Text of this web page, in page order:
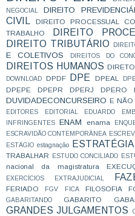
NEGOCIAL
DIREITO
CIVIL
DIREITO PROCESSUAL
TRABALHO
DIREITO
DIREITO TRIBUTÁRIO
E COLETIVOS
DIREITOS DO
DIREITOS HUMANOS
DOWNLOAD DPDF DPE DPEAL
DPEPE
DPEPR DPERJ DPERO
DUVIDADECONCURSEIRO E NÃO
EDITORES EDITORIAL EDUARDO
INFRINGENTES
ENAM enama
ESCRAVIDÃO CONTEMPORÂNEA
ESTÁGIO estagnação ESTRATÉGIA
TRABALHAR
ESTUDO CONCILIADO
nacional da magistratura
EXERCÍCIOS EXTRAJUDICIAL
FERIADO FGV FICA FILOSOFIA
GABARITANDO
GABARITO
GRANDES JULGAMENTOS